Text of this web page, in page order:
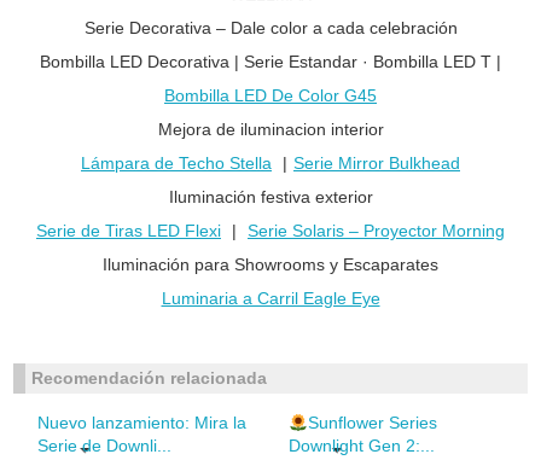
Serie Decorativa – Dale color a cada celebración
Bombilla LED Decorativa | Serie Estandar · Bombilla LED T |
Bombilla LED De Color G45
Mejora de iluminacion interior
Lámpara de Techo Stella
| Serie Mirror Bulkhead
Iluminación festiva exterior
Serie de Tiras LED Flexi
|
Serie Solaris – Proyector Morning
Iluminación para Showrooms y Escaparates
Luminaria a Carril Eagle Eye
Recomendación relacionada
Nuevo lanzamiento: Mira la
Serie de Downli...
Sunflower Series
Downlight Gen 2:...